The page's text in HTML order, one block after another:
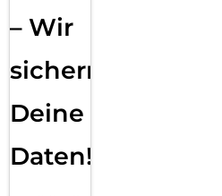
– Wir
sichern
Deine
Daten!